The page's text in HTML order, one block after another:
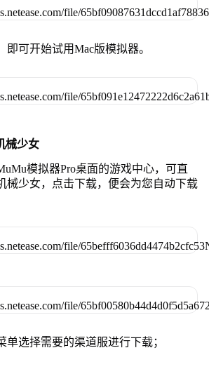
即可开始试用Mac版模拟器。
械少女
模拟器Pro桌面的游戏中心，可直
械少女，点击下载，便会为您自动下载
单选择需要的渠道服进行下载；